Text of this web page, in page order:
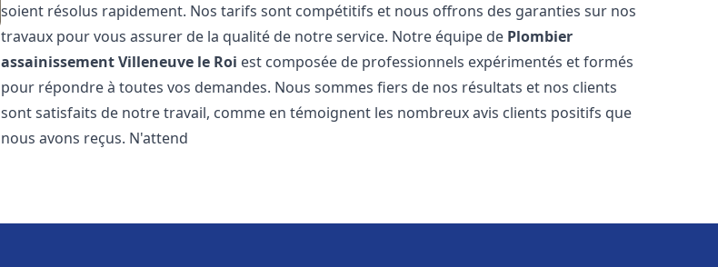
soient résolus rapidement. Nos tarifs sont compétitifs et nous offrons des garanties sur nos
travaux pour vous assurer de la qualité de notre service. Notre équipe de Plombier
assainissementVilleneuve le Roi est composée de professionnels expérimentés et formés
pour répondre à toutes vos demandes. Nous sommes fiers de nos résultats et nos clients
sont satisfaits de notre travail, comme en témoignent les nombreux avis clients positifs que
nous avons reçus. N'attend